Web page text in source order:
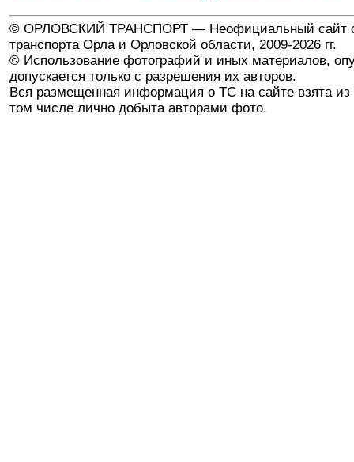
© ОРЛОВСКИЙ ТРАНСПОРТ — Неофициальный сайт
транспорта Орла и Орловской области, 2009-2026 гг.
© Использование фотографий и иных материалов,
допускается только с разрешения их авторов.
Вся размещенная информация о ТС на сайте взята из
том числе лично добыта авторами фото.